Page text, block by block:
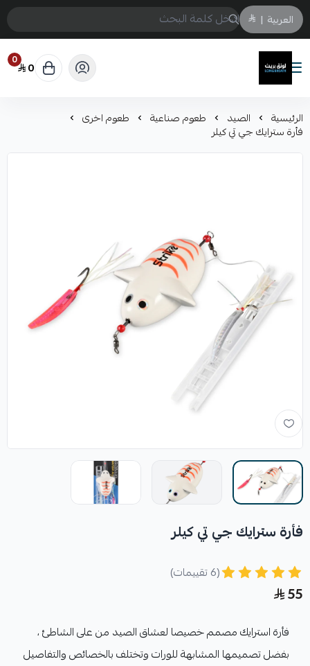
العربية |
لونق بريث
0 0
الرئيسية الصيد طعوم صناعية طعوم اخرى
فأرة سترايك جي تي كيلر
فأرة سترايك جي تي كيلر
(6 تقييمات)
55
فأرة استرايك مصمم خصيصا لعشاق الصيد من على الشاطئ ،
بفضل تصميمها المشابهة للورات وتختلف بالخصائص والتفاصيل